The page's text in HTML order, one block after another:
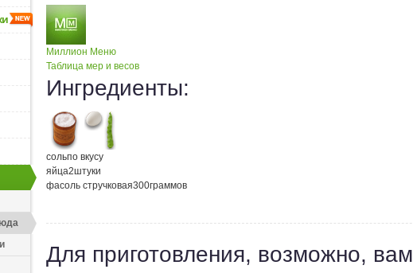
Миллион Меню
Таблица мер и весов
Ингредиенты:
сольпо вкусу
яйца2штуки
фасоль стручковая300граммов
Для приготовления, возможно, вам